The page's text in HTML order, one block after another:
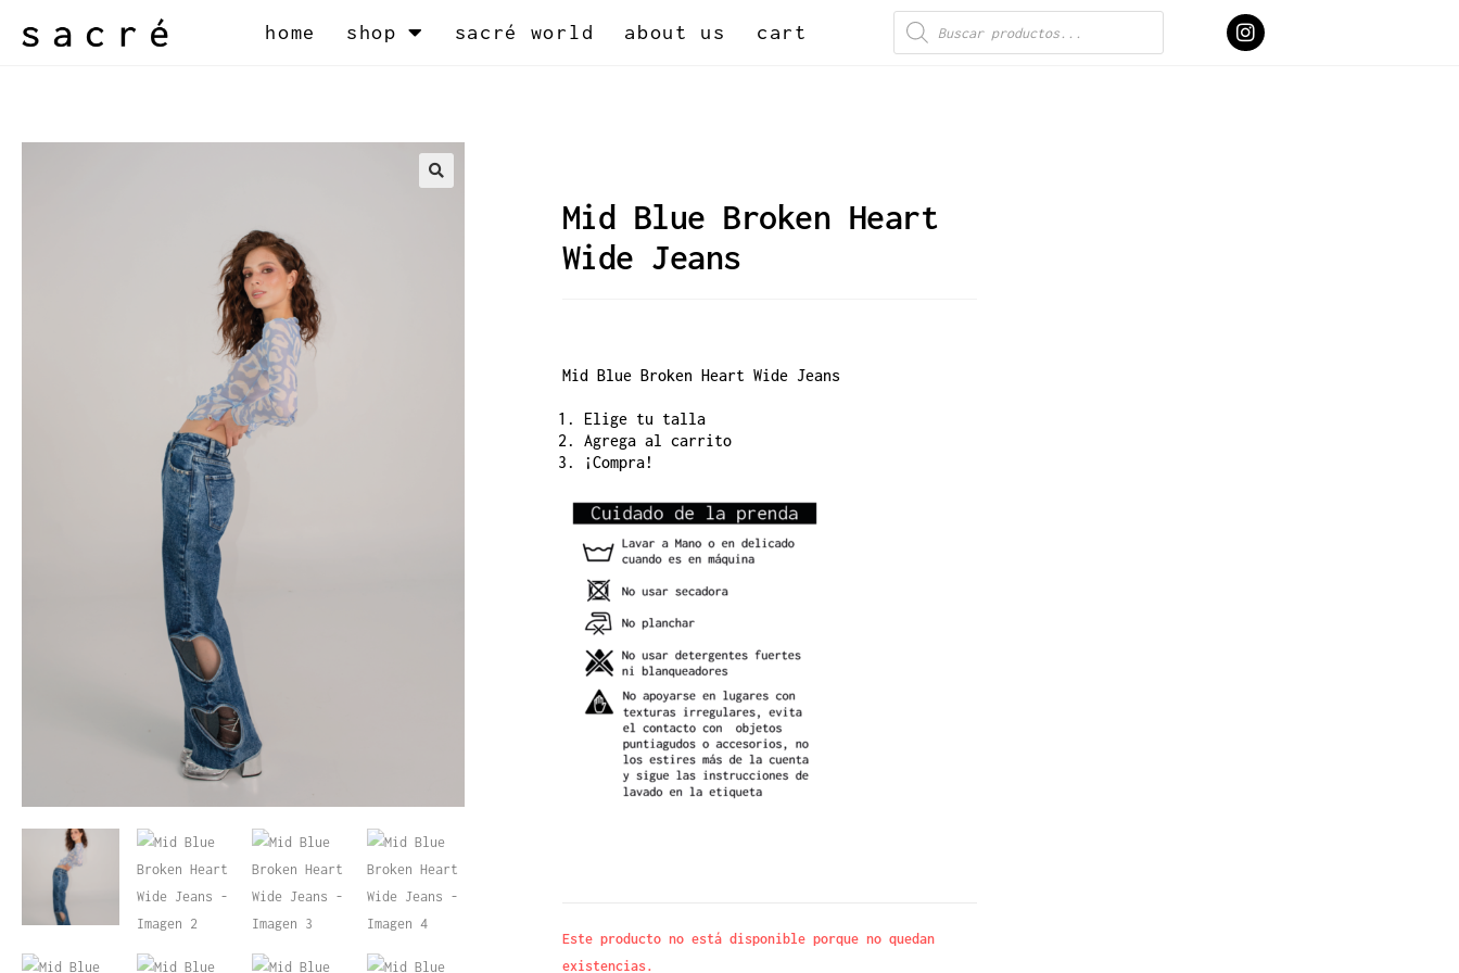
home shop sacré world about us cart
Mid Blue Broken Heart
Wide Jeans
Mid Blue Broken Heart Wide Jeans
Elige tu talla
Agrega al carrito
¡Compra!
Este producto no está disponible porque no quedan
existencias.